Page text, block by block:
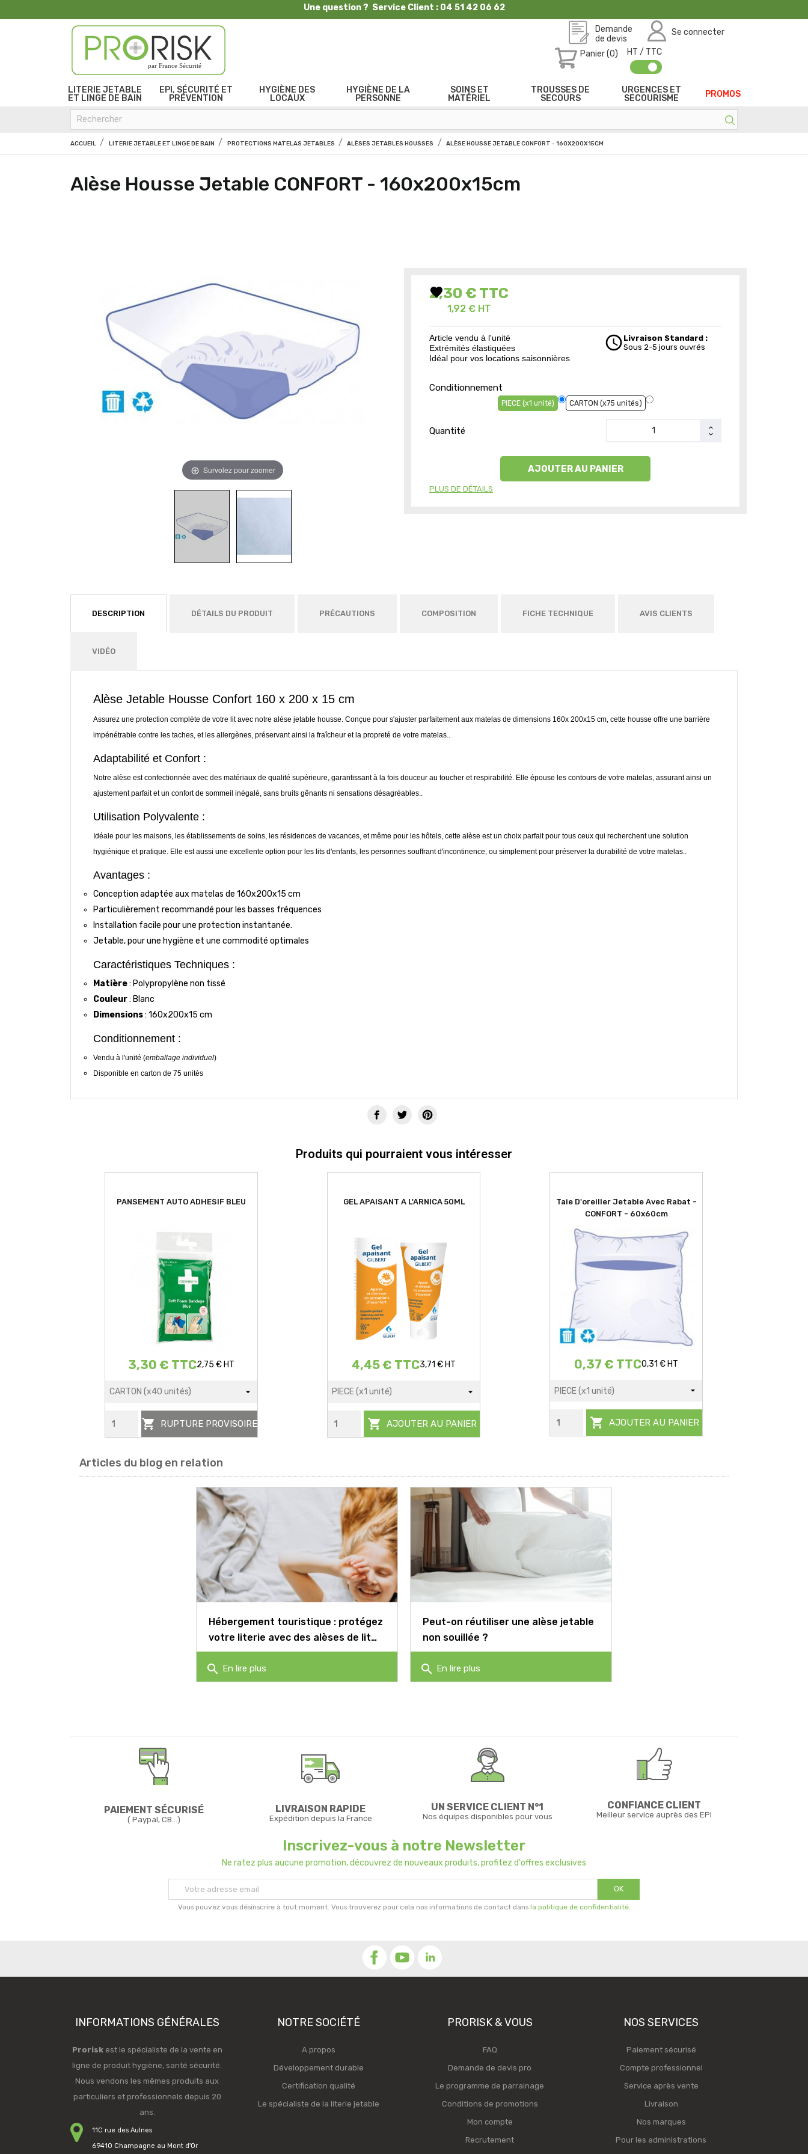
Une question ? Service Client : 04 51 42 06 62
par France Sécurité
Demande
de devis
Se connecter
Panier (0) HT / TTC
LITERIE JETABLE
ET LINGE DE BAIN
EPI, SÉCURITÉ ET
PRÉVENTION
HYGIÈNE DES
LOCAUX
HYGIÈNE DE LA
PERSONNE
SOINS ET
MATÉRIEL
TROUSSES DE
SECOURS
URGENCES ET
SECOURISME
PROMOS
ACCUEIL LITERIE JETABLE ET LINGE DE BAIN PROTECTIONS MATELAS JETABLES ALÈSES JETABLES HOUSSES ALÈSE HOUSSE JETABLE CONFORT - 160X200X15CM
Alèse Housse Jetable CONFORT - 160x200x15cm
Survolez pour zoomer
2,30 € TTC
1,92 € HT
favorite
Article vendu à l'unité
Extrémités élastiquées
Idéal pour vos locations saisonnières
schedule Livraison Standard :
Sous 2-5 jours ouvrés
Conditionnement
PIECE (x1 unité) CARTON (x75 unités)
Quantité
AJOUTER AU PANIER
PLUS DE DÉTAILS
DESCRIPTION DÉTAILS DU PRODUIT PRÉCAUTIONS COMPOSITION FICHE TECHNIQUE AVIS CLIENTS
VIDÉO
Alèse Jetable Housse Confort 160 x 200 x 15 cm
Assurez une protection complète de votre lit avec notre alèse jetable housse. Conçue pour s'ajuster parfaitement aux matelas de dimensions 160x 200x15 cm, cette housse offre une barrière
impénétrable contre les taches, et les allergènes, préservant ainsi la fraîcheur et la propreté de votre matelas..
Adaptabilité et Confort :
Notre alèse est confectionnée avec des matériaux de qualité supérieure, garantissant à la fois douceur au toucher et respirabilité. Elle épouse les contours de votre matelas, assurant ainsi un
ajustement parfait et un confort de sommeil inégalé, sans bruits gênants ni sensations désagréables..
Utilisation Polyvalente :
Idéale pour les maisons, les établissements de soins, les résidences de vacances, et même pour les hôtels, cette alèse est un choix parfait pour tous ceux qui recherchent une solution
hygiénique et pratique. Elle est aussi une excellente option pour les lits d'enfants, les personnes souffrant d'incontinence, ou simplement pour préserver la durabilité de votre matelas..
Avantages :
Conception adaptée aux matelas de 160x200x15 cm
Particulièrement recommandé pour les basses fréquences
Installation facile pour une protection instantanée.
Jetable, pour une hygiène et une commodité optimales
Caractéristiques Techniques :
Matière: Polypropylène non tissé
Couleur: Blanc
Dimensions: 160x200x15 cm
Conditionnement :
Vendu à l'unité (emballage individuel)
Disponible en carton de 75 unités
Produits qui pourraient vous intéresser
PANSEMENT AUTO ADHESIF BLEU
3,30 € TTC2,75 € HT
 RUPTURE PROVISOIRE
GEL APAISANT A L'ARNICA 50ML
4,45 € TTC3,71 € HT
 AJOUTER AU PANIER
Taie D'oreiller Jetable Avec Rabat -
CONFORT - 60x60cm
0,37 € TTC0,31 € HT
 AJOUTER AU PANIER
Articles du blog en relation
Hébergement touristique : protégez
votre literie avec des alèses de lit
jetable
search En lire plus
Peut-on réutiliser une alèse jetable
non souillée ?
search En lire plus
PAIEMENT SÉCURISÉ
( Paypal, CB...)
LIVRAISON RAPIDE
Expédition depuis la France
UN SERVICE CLIENT N°1
Nos équipes disponibles pour vous
CONFIANCE CLIENT
Meilleur service auprès des EPI
Inscrivez-vous à notre Newsletter
Ne ratez plus aucune promotion, découvrez de nouveaux produits, profitez d'offres exclusives
OK
Vous pouvez vous désinscrire à tout moment. Vous trouverez pour cela nos informations de contact dans la politique de confidentialité.
INFORMATIONS GÉNÉRALES
Proriskest le spécialiste de la vente en
ligne de produit hygiène, santé sécurité.
Nous vendons les mêmes produits aux
particuliers et professionnels depuis 20
ans.
11C rue des Aulnes
69410 Champagne au Mont d'Or
NOTRE SOCIÉTÉ
A propos
Développement durable
Certification qualité
Le spécialiste de la literie jetable
PRORISK & VOUS
FAQ
Demande de devis pro
Le programme de parrainage
Conditions de promotions
Mon compte
Recrutement
NOS SERVICES
Paiement sécurisé
Compte professionnel
Service après vente
Livraison
Nos marques
Pour les administrations